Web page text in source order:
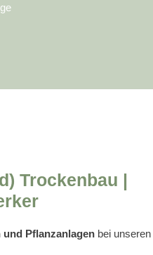
Trockenbau |
Pflanzanlagen bei unseren